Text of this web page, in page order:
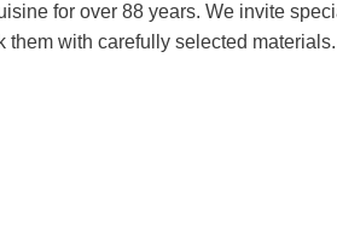
for over 88 years. We invite
them with carefully selected